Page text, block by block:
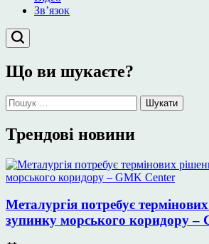
Зв’язок
Що ви шукаєте?
Пошук:
Трендові новини
Металургія потребує
зупинку морського коридору –